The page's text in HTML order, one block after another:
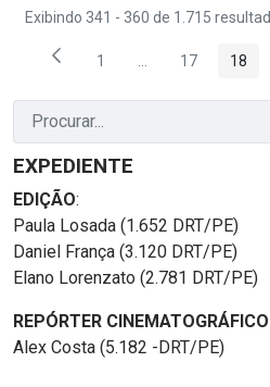
Exibindo 341 - 360 de 1.715
Página
1 PáginasPágina
17 18
EXPEDIENTE
EDIÇÃO:
Paula Losada (1.652 DRT/PE)
Daniel França (3.120 DRT/PE)
Elano Lorenzato (2.781 DRT/PE)
REPÓRTER
Alex Costa (5.182 -DRT/PE)